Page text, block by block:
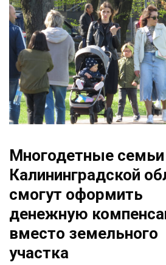
Многодетные семьи
Калининградской
смогут оформить
денежную
вместо земельного
участка